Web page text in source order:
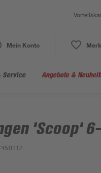
Mein Konto
Service Angebote &
'Scoop'